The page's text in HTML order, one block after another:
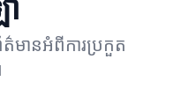
មានអំពីការប្រកួត